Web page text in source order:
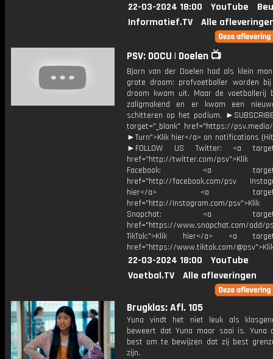
22-03-2024 18:00 YouTube
Informatief.TV
Alle
PSV: DOCU | Doelen 📺
Bjorn van der Doelen had als klein
grote droom: profvoetballer worden bij
droom kwam uit. Maar de voetballerij
zaligmakend en er kwam een
schitteren op het podium.
target="_blank" href="https://psv.media/
►Turn">Klik hier</a> on notifications
►FOLLOW US Twitter: <a
href="http://twitter.com/psv">Klik
Facebook: <a
href="http://facebook.com/psv
hier</a> <a
href="http://instagram.com/
Snapchat: <a
href="https://www.snapchat.com/add/
TikTok:">Klik hier</a> <a
href="https://www.tiktok.com/
22-03-2024 18:00
YouTube
Voetbal.TV
Alle afleveringen
Brugklas: Afl. 105
Yuna vindt het niet leuk als
beweert dat Yuna maar saai is. Yuna
best om te bewijzen dat zij best
zijn.